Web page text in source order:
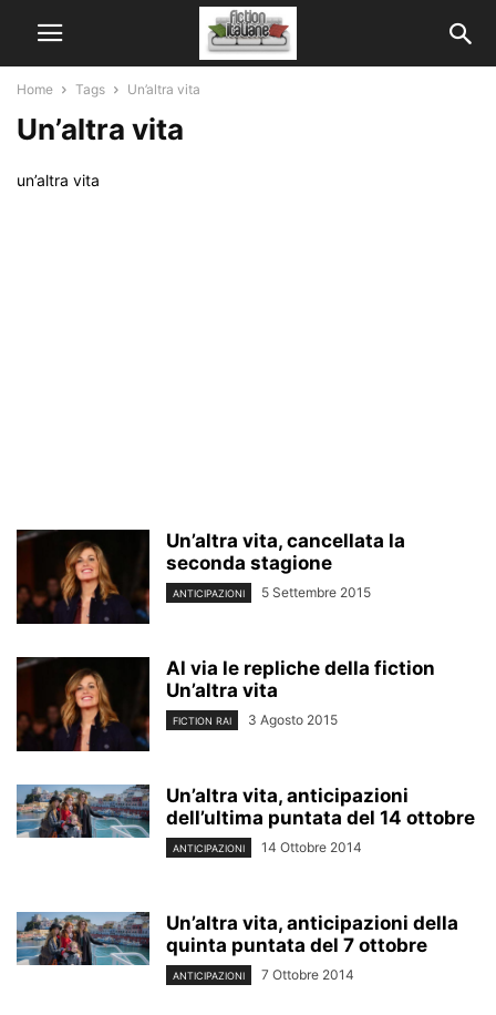
Home Tags Un’altra vita
Un’altra vita
un’altra vita
Un’altra vita, cancellata la
seconda stagione
ANTICIPAZIONI 5 Settembre 2015
Al via le repliche della fiction
Un’altra vita
FICTION RAI 3 Agosto 2015
Un’altra vita, anticipazioni
dell’ultima puntata del 14 ottobre
ANTICIPAZIONI 14 Ottobre 2014
Un’altra vita, anticipazioni della
quinta puntata del 7 ottobre
ANTICIPAZIONI 7 Ottobre 2014